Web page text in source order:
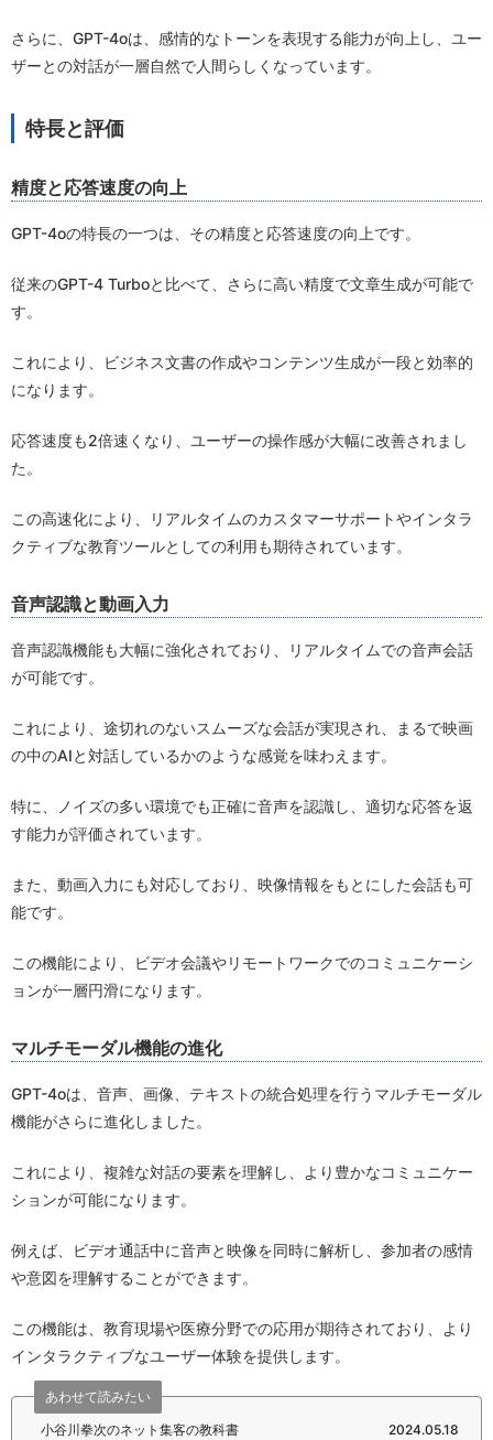
さらに、GPT-4oは、感情的なトーンを表現する能力が向上し、ユー
ザーとの対話が一層自然で人間らしくなっています。
特長と評価
精度と応答速度の向上
GPT-4oの特長の一つは、その精度と応答速度の向上です。
従来のGPT-4 Turboと比べて、さらに高い精度で文章生成が可能で
す。
これにより、ビジネス文書の作成やコンテンツ生成が一段と効率的
になります。
応答速度も2倍速くなり、ユーザーの操作感が大幅に改善されまし
た。
この高速化により、リアルタイムのカスタマーサポートやインタラ
クティブな教育ツールとしての利用も期待されています。
音声認識と動画入力
音声認識機能も大幅に強化されており、リアルタイムでの音声会話
が可能です。
これにより、途切れのないスムーズな会話が実現され、まるで映画
の中のAIと対話しているかのような感覚を味わえます。
特に、ノイズの多い環境でも正確に音声を認識し、適切な応答を返
す能力が評価されています。
また、動画入力にも対応しており、映像情報をもとにした会話も可
能です。
この機能により、ビデオ会議やリモートワークでのコミュニケーシ
ョンが一層円滑になります。
マルチモーダル機能の進化
GPT-4oは、音声、画像、テキストの統合処理を行うマルチモーダル
機能がさらに進化しました。
これにより、複雑な対話の要素を理解し、より豊かなコミュニケー
ションが可能になります。
例えば、ビデオ通話中に音声と映像を同時に解析し、参加者の感情
や意図を理解することができます。
この機能は、教育現場や医療分野での応用が期待されており、より
インタラクティブなユーザー体験を提供します。
小谷川拳次のネット集客の教科書
あわせて読みたい
2024.05.18